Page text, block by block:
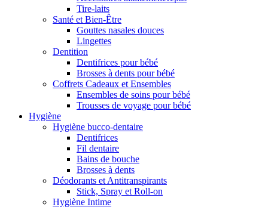
Tire-laits
Santé et Bien-Être
Gouttes nasales douces
Lingettes
Dentition
Dentifrices pour bébé
Brosses à dents pour bébé
Coffrets Cadeaux et Ensembles
Ensembles de soins pour bébé
Trousses de voyage pour bébé
Hygiène
Hygiène bucco-dentaire
Dentifrices
Fil dentaire
Bains de bouche
Brosses à dents
Déodorants et Antitranspirants
Stick, Spray et Roll-on
Hygiène Intime